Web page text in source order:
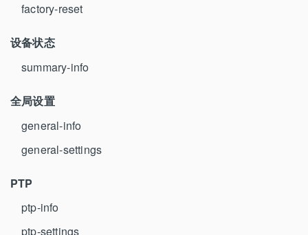
factory-reset
设备状态
summary-info
全局设置
general-info
general-settings
PTP
ptp-info
ptp-settings